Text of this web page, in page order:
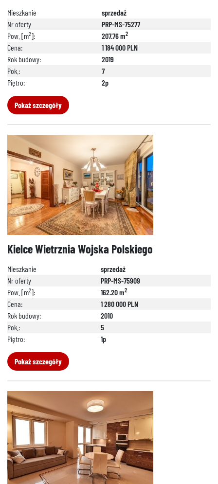
Mieszkanie
sprzedaż
Nr oferty
PRP-MS-75277
Pow. [m2]: 207.76 m2
Cena:
1 184 000 PLN
Rok budowy:
2019
Pok.:
7
Piętro:
2p
Pokaż szczegóły
Kielce Wietrznia Wojska Polskiego
Mieszkanie
sprzedaż
Nr oferty
PRP-MS-75909
Pow. [m2]: 162.20 m2
Cena:
1 280 000 PLN
Rok budowy:
2010
Pok.:
5
Piętro:
1p
Pokaż szczegóły